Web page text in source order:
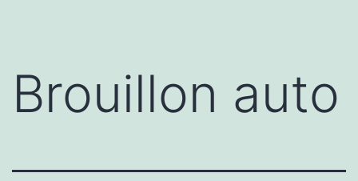
Brouillon auto